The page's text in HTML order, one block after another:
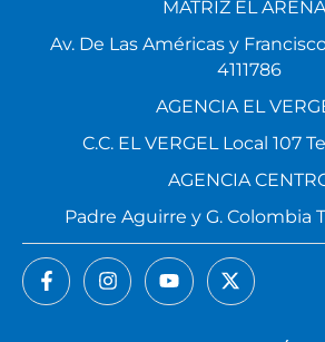
MATRIZ EL
Av. De Las Américas y
4111786
AGENCIA EL
C.C. EL VERGEL Local 107
AGENCIA
Padre Aguirre y G. Colombia